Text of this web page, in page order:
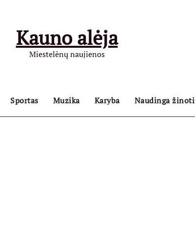
Kauno alėja
Miestelėnų naujienos
Sportas Muzika Karyba Naudinga žinoti